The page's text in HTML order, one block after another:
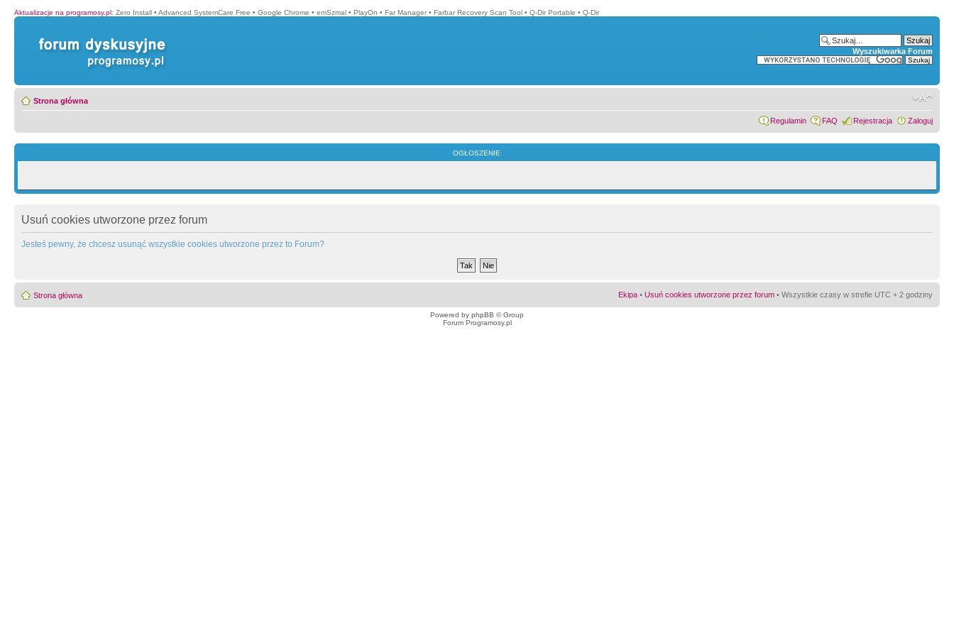
Aktualizacje na programosy.pl: Zero Install • Advanced SystemCare Free • Google Chrome • emSzmal • PlayOn • Far Manager • Farbar Recovery Scan Tool • Q-Dir Portable • Q-Dir
Wyszukiwarka Forum
Strona główna
Regulamin FAQ Rejestracja Zaloguj
OGŁOSZENIE:
Usuń cookies utworzone przez forum
Jesteś pewny, że chcesz usunąć wszystkie cookies utworzone przez to Forum?
Strona główna Ekipa • Usuń cookies utworzone przez forum • Wszystkie czasy w strefie UTC + 2 godziny
Powered by phpBB © Group
Forum Programosy.pl